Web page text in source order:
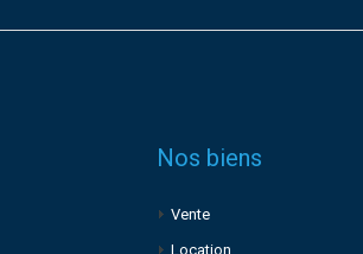
Nos biens
Vente
Location